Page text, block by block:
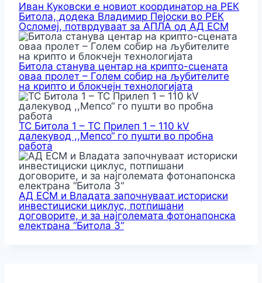
Иван Куковски е новиот координатор на РЕК
Битола, додека Владимир Пејоски во РЕК
Осломеј, потврдуваат за АПЛА од АД ЕСМ
Битола станува центар на крипто-сцената
оваа пролет – Голем собир на љубителите
на крипто и блокчејн технологијата
ТС Битола 1 – ТС Прилеп 1 – 110 kV
далекувод ,,Мепсо“ го пушти во пробна
работа
АД ЕСМ и Владата започнуваат историски
инвестициски циклус, потпишани
договорите, и за најголемата фотонапонска
електрана “Битола 3“